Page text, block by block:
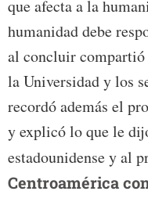
que afecta a la
humanidad debe
al concluir compartió
la Universidad y los
recordó además el
y explicó lo que le
estadounidense y al
Centroamérica